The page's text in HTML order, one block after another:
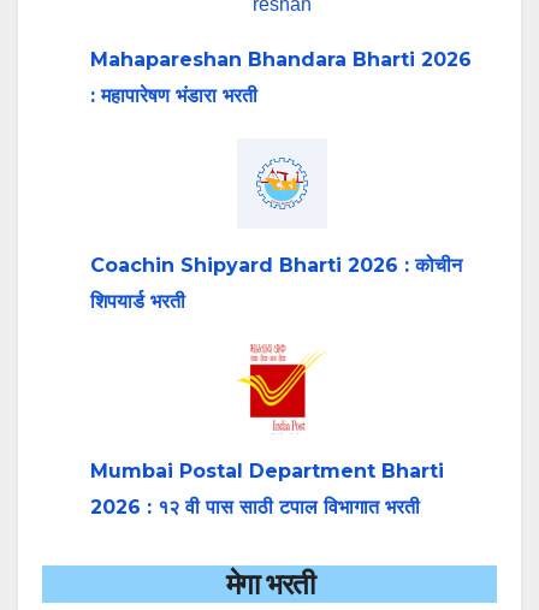
Mahapareshan Bhandara Bharti 2026
: महापारेषण भंडारा भरती
Coachin Shipyard Bharti 2026 : कोचीन
शिपयार्ड भरती
Mumbai Postal Department Bharti
2026 : १२ वी पास साठी टपाल विभागात भरती
मेगा भरती